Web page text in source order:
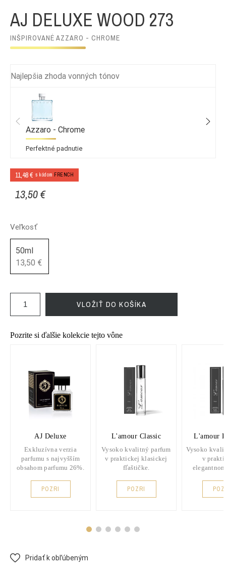
AJ DELUXE WOOD 273
INŠPIROVANÉ AZZARO - CHROME
Najlepšia zhoda vonných tónov
Azzaro - Chrome
Perfektné padnutie
11,48 € s kódom FRENCH
13,50 €
Veľkosť
50ml
13,50 €
VLOŽIŤ DO KOŠÍKA
Pozrite si ďalšie kolekcie tejto vône
AJ Deluxe
Exkluzívna verzia
parfumu s najvyšším
obsahom parfumu 26%.
POZRI
L'amour Classic
Vysoko kvalitný parfum
v praktickej klasickej
fľaštičke.
POZRI
L'amour
Vysoko
v
Pridať k obľúbeným